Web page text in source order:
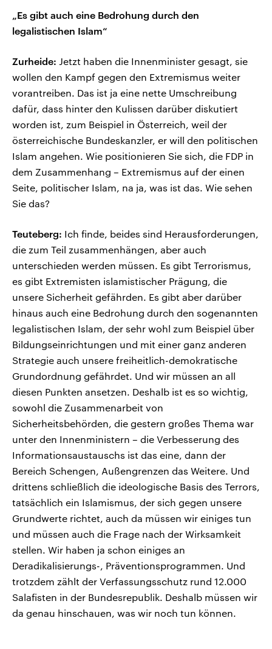
„Es gibt auch eine Bedrohung durch den
legalistischen Islam“
Zurheide: Jetzt haben die Innenminister gesagt, sie
wollen den Kampf gegen den Extremismus weiter
vorantreiben. Das ist ja eine nette Umschreibung
dafür, dass hinter den Kulissen darüber diskutiert
worden ist, zum Beispiel in Österreich, weil der
österreichische Bundeskanzler, er will den politischen
Islam angehen. Wie positionieren Sie sich, die FDP in
dem Zusammenhang – Extremismus auf der einen
Seite, politischer Islam, na ja, was ist das. Wie sehen
Sie das?
Teuteberg: Ich finde, beides sind Herausforderungen,
die zum Teil zusammenhängen, aber auch
unterschieden werden müssen. Es gibt Terrorismus,
es gibt Extremisten islamistischer Prägung, die
unsere Sicherheit gefährden. Es gibt aber darüber
hinaus auch eine Bedrohung durch den sogenannten
legalistischen Islam, der sehr wohl zum Beispiel über
Bildungseinrichtungen und mit einer ganz anderen
Strategie auch unsere freiheitlich-demokratische
Grundordnung gefährdet. Und wir müssen an all
diesen Punkten ansetzen. Deshalb ist es so wichtig,
sowohl die Zusammenarbeit von
Sicherheitsbehörden, die gestern großes Thema war
unter den Innenministern – die Verbesserung des
Informationsaustauschs ist das eine, dann der
Bereich Schengen, Außengrenzen das Weitere. Und
drittens schließlich die ideologische Basis des Terrors,
tatsächlich ein Islamismus, der sich gegen unsere
Grundwerte richtet, auch da müssen wir einiges tun
und müssen auch die Frage nach der Wirksamkeit
stellen. Wir haben ja schon einiges an
Deradikalisierungs-, Präventionsprogrammen. Und
trotzdem zählt der Verfassungsschutz rund 12.000
Salafisten in der Bundesrepublik. Deshalb müssen wir
da genau hinschauen, was wir noch tun können.